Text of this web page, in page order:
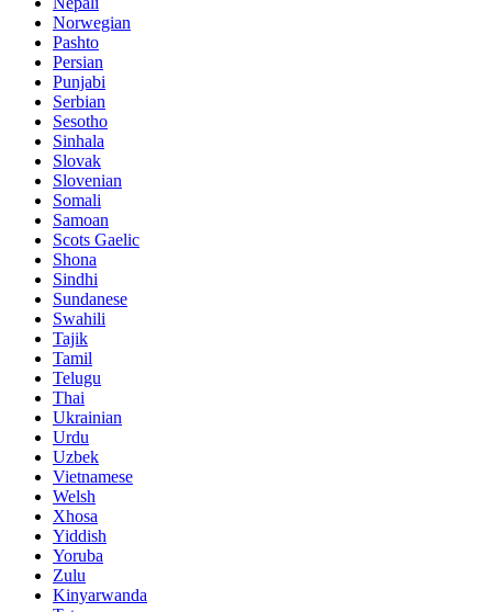
Norwegian
Pashto
Persian
Punjabi
Serbian
Sesotho
Sinhala
Slovak
Slovenian
Somali
Samoan
Scots Gaelic
Shona
Sindhi
Sundanese
Swahili
Tajik
Tamil
Telugu
Thai
Ukrainian
Urdu
Uzbek
Vietnamese
Welsh
Xhosa
Yiddish
Yoruba
Zulu
Kinyarwanda